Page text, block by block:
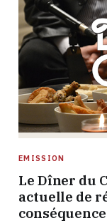
EMISSION
Le Dîner du
actuelle de